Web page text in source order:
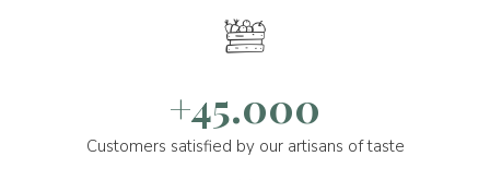
+45.000
Customers satisfied by our artisans of taste